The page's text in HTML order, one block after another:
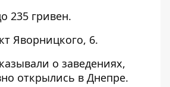
235 гривен.
Яворницкого, 6.
о заведениях,
открылись в Днепре.